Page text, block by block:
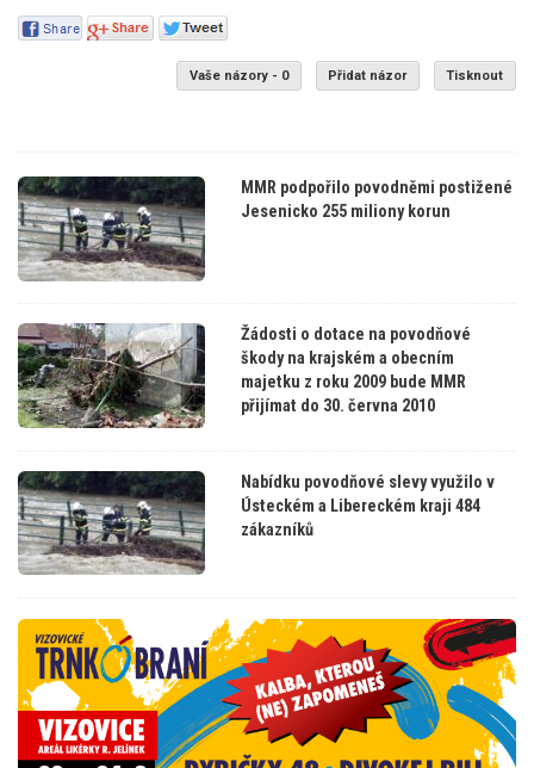
Vaše názory - 0 Přidat názor Tisknout
MMR podpořilo povodněmi postižené
Jesenicko 255 miliony korun
Žádosti o dotace na povodňové
škody na krajském a obecním
majetku z roku 2009 bude MMR
přijímat do 30. června 2010
Nabídku povodňové slevy využilo v
Ústeckém a Libereckém kraji 484
zákazníků